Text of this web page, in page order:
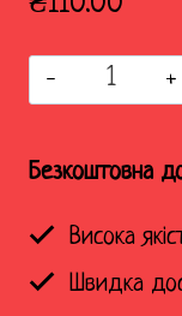
Шкарпетки
Гей
Гей
кількість
Безкоштовна
Висока
Швидка